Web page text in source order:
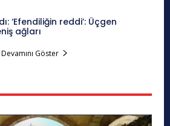
‘Efendiliğin reddi’: Üçgen
ağları
Devamını Göster